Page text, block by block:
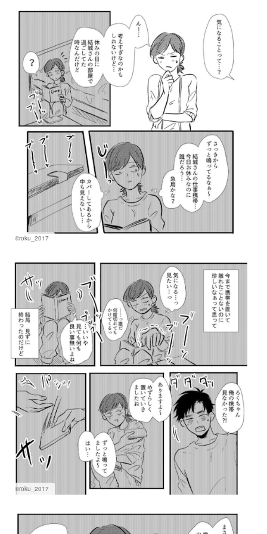
トレンド・イベント
©roku_2017
©roku_2017